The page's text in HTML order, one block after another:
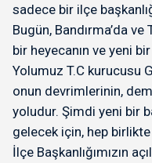
sadece bir ilçe
Bugün, Bandırma’da
bir heyecanın ve yeni
Yolumuz T.C kurucusu
onun devrimlerinin,
yoludur. Şimdi yeni bir
gelecek için, hep
İlçe Başkanlığımızın